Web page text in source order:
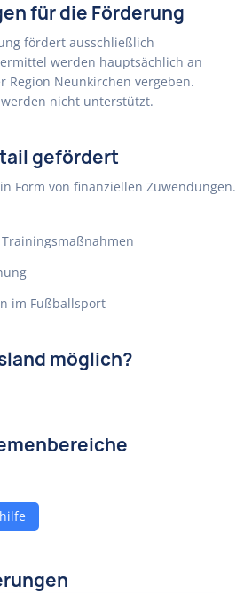
für die Förderung
fördert ausschließlich
werden hauptsächlich an
Region Neunkirchen vergeben.
nicht unterstützt.
gefördert
Form von finanziellen Zuwendungen.
im Fußballsport
möglich?